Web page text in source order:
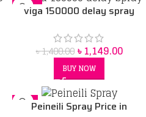
-18%
viga 150000 delay spray
৳1,400.00 ৳1,149.00
BUY NOW
-4% Peineili Spray Price in